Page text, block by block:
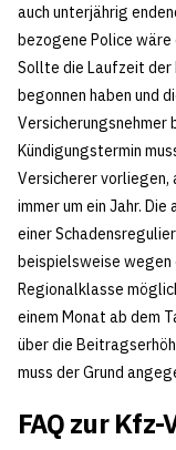
auch unterjährig
bezogene Police wäre
Sollte die Laufzeit der
begonnen haben und
Versicherungsnehmer
Kündigungstermin
Versicherer
immer um ein Jahr.
einer
beispielsweise wegen
Regionalklasse
einem Monat ab dem
über die
muss der Grund
FAQ zur